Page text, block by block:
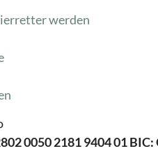
werden
0050 2181 9404 01 BIC: